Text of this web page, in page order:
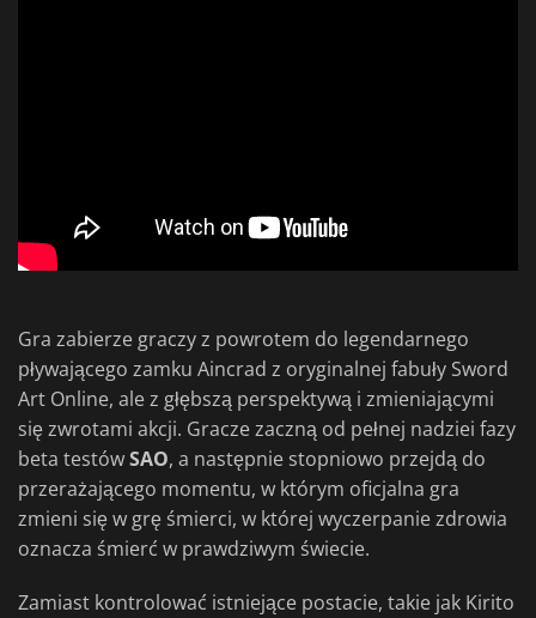
Gra zabierze graczy z powrotem do legendarnego
pływającego zamku Aincrad z oryginalnej fabuły Sword
Art Online, ale z głębszą perspektywą i zmieniającymi
się zwrotami akcji. Gracze zaczną od pełnej nadziei fazy
beta testówSAO, a następnie stopniowo przejdą do
przerażającego momentu, w którym oficjalna gra
zmieni się w grę śmierci, w której wyczerpanie zdrowia
oznacza śmierć w prawdziwym świecie.
Zamiast kontrolować istniejące postacie, takie jak Kirito